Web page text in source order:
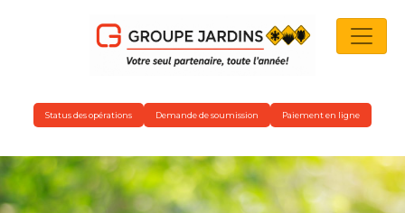
Status des opérations Demande de soumission Paiement en ligne